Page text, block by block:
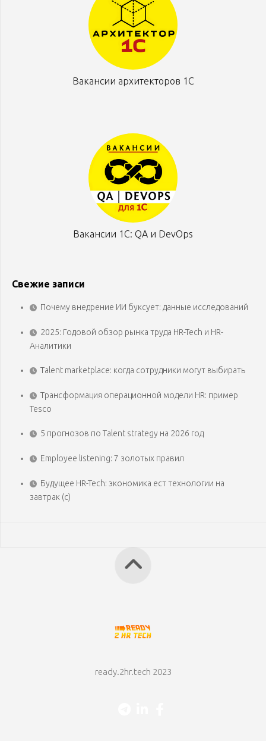
Вакансии архитекторов 1С
Вакансии 1С: QA и DevOps
Свежие записи
Почему внедрение ИИ буксует: данные исследований
2025: Годовой обзор рынка труда HR-Tech и HR-
Аналитики
Talent marketplace: когда сотрудники могут выбирать
Трансформация операционной модели HR: пример
Tesco
5 прогнозов по Talent strategy на 2026 год
Employee listening: 7 золотых правил
Будущее HR-Tech: экономика ест технологии на
завтрак (с)
ready.2hr.tech 2023